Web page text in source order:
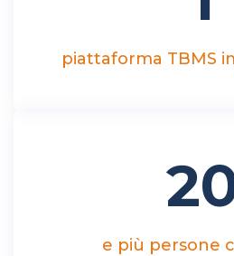
piattaforma TBMS
e più persone